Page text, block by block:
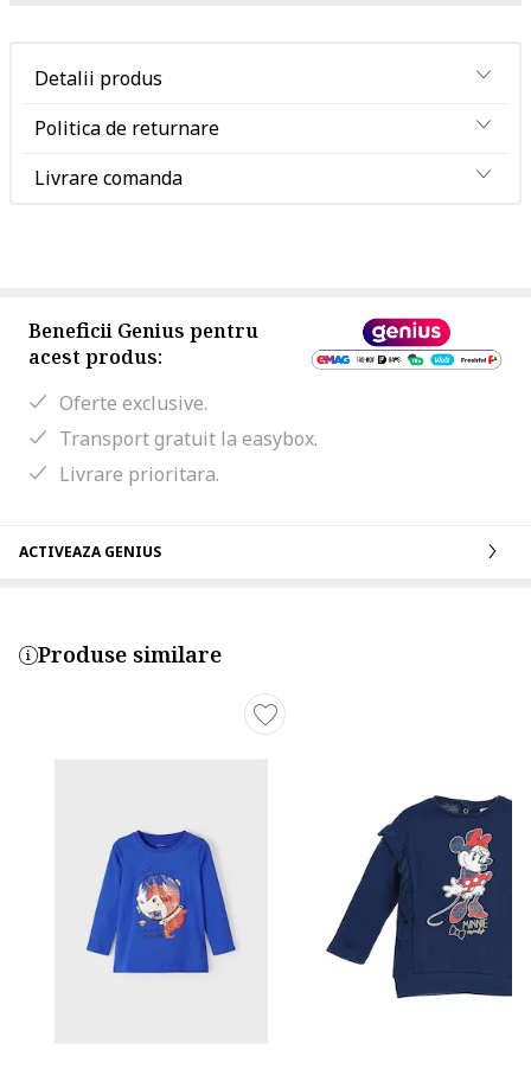
Detalii produs
Politica de returnare
Livrare comanda
Beneficii Genius pentru
acest produs:
Oferte exclusive.
Transport gratuit la easybox.
Livrare prioritara.
ACTIVEAZA GENIUS
Produse similare